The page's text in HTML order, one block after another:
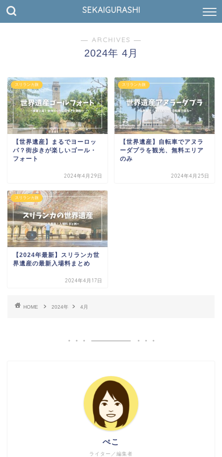
SEKAIGURASHI
― ARCHIVES ―
2024年 4月
スリランカ旅
【世界遺産】まるでヨーロッ
パ？街歩きが楽しいゴール・
フォート
2024年4月29日
スリランカ旅
【世界遺産】自転車でアヌラ
ーダプラを観光、無料エリア
のみ
2024年4月25日
スリランカ旅
【2024年最新】スリランカ世
界遺産の最新入場料まとめ
2024年4月17日
HOME 2024年 4月
ライター／編集者
ぺこ